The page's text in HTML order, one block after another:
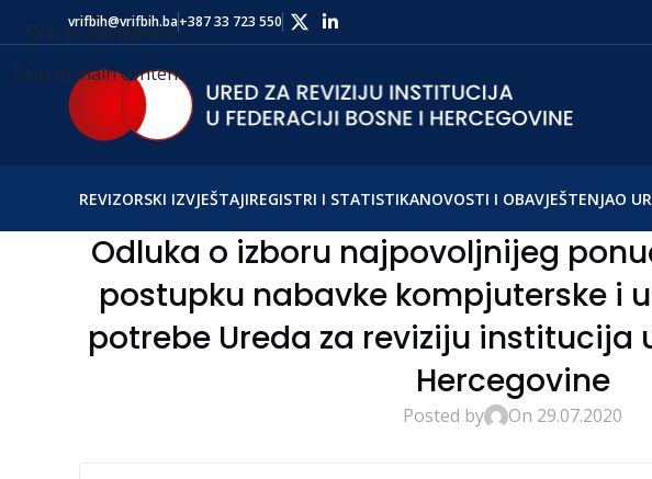
Skip to navigation
Skip to main content
vrifbih@vrifbih.ba+387 33 723 550
REVIZORSKI IZVJEŠTAJIREGISTRI I STATISTIKANOVOSTI I OBAVJEŠTENJAO
Odluka o izboru najpovoljnijeg
postupku nabavke kompjuterske i
potrebe Ureda za reviziju institucija
Hercegovine
Posted by On 29.07.2020